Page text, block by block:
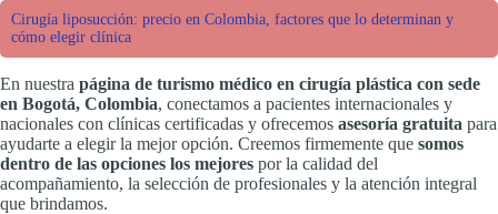
Cirugía liposucción: precio en Colombia, factores que lo determinan y
cómo elegir clínica
En nuestra página de turismo médico en cirugía plástica con sede
en Bogotá, Colombia, conectamos a pacientes internacionales y
nacionales con clínicas certificadas y ofrecemos asesoría gratuita para
ayudarte a elegir la mejor opción. Creemos firmemente que somos
dentro de las opciones los mejores por la calidad del
acompañamiento, la selección de profesionales y la atención integral
que brindamos.